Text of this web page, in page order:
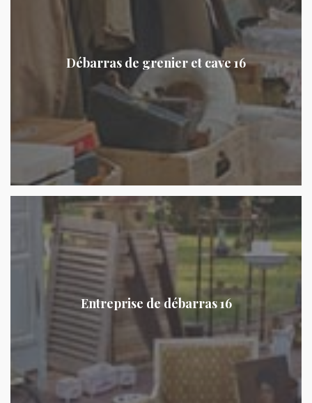
Débarras de grenier et cave 16
Entreprise de débarras 16